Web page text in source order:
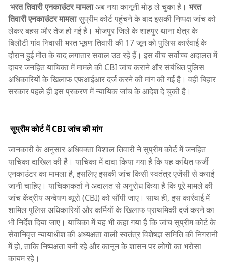
भरत तिवारी एनकाउंटर मामलाअब नया कानूनी मोड़ ले चुका है। भरत
तिवारी एनकाउंटर मामलासुप्रीम कोर्ट पहुंचने के बाद इसकी निष्पक्ष जांच को
लेकर बहस और तेज हो गई है। भोजपुर जिले के शाहपुर थाना क्षेत्र के
बिलौटी गांव निवासी भरत भूषण तिवारी की 17 जून को पुलिस कार्रवाई के
दौरान हुई मौत के बाद लगातार सवाल उठ रहे हैं। इस बीच सर्वोच्च अदालत में
दायर जनहित याचिका में मामले की CBI जांच कराने और संबंधित पुलिस
अधिकारियों के खिलाफ एफआईआर दर्ज करने की मांग की गई है। वहीं बिहार
सरकार पहले ही इस प्रकरण में न्यायिक जांच के आदेश दे चुकी है।
सुप्रीम कोर्ट में CBI जांच की मांग
जानकारी के अनुसार अधिवक्ता विशाल तिवारी ने सुप्रीम कोर्ट में जनहित
याचिका दाखिल की है। याचिका में दावा किया गया है कि यह कथित फर्जी
एनकाउंटर का मामला है, इसलिए इसकी जांच किसी स्वतंत्र एजेंसी से कराई
जानी चाहिए। याचिकाकर्ता ने अदालत से अनुरोध किया है कि पूरे मामले की
जांच केंद्रीय अन्वेषण ब्यूरो (CBI) को सौंपी जाए। साथ ही, इस कार्रवाई में
शामिल पुलिस अधिकारियों और कर्मियों के खिलाफ प्राथमिकी दर्ज करने का
भी निर्देश दिया जाए। याचिका में यह भी कहा गया है कि जांच सुप्रीम कोर्ट के
सेवानिवृत्त न्यायाधीश की अध्यक्षता वाली स्वतंत्र विशेषज्ञ समिति की निगरानी
में हो, ताकि निष्पक्षता बनी रहे और कानून के शासन पर लोगों का भरोसा
कायम रहे।